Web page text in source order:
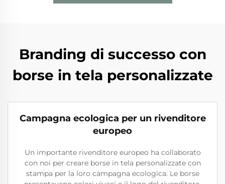
Branding di successo con
borse in tela personalizzate
Campagna ecologica per un rivenditore
europeo
Un importante rivenditore europeo ha collaborato
con noi per creare borse in tela personalizzate con
stampa per la loro campagna ecologica. Le borse